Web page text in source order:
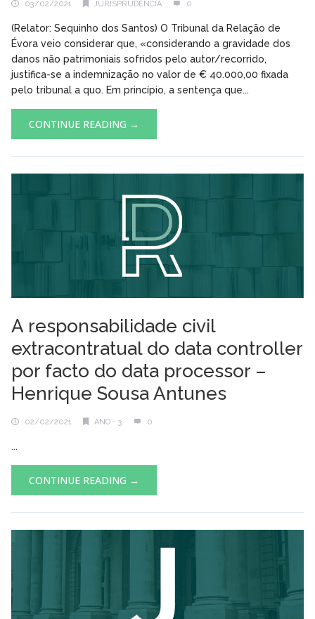
03/02/2021 JURISPRUDÊNCIA 0
(Relator: Sequinho dos Santos) O Tribunal da Relação de
Évora veio considerar que, «considerando a gravidade dos
danos não patrimoniais sofridos pelo autor/recorrido,
justifica-se a indemnização no valor de € 40.000,00 fixada
pelo tribunal a quo. Em princípio, a sentença que...
CONTINUE READING →
A responsabilidade civil
extracontratual do data controller
por facto do data processor –
Henrique Sousa Antunes
02/02/2021 ANO - 3 0
...
CONTINUE READING →